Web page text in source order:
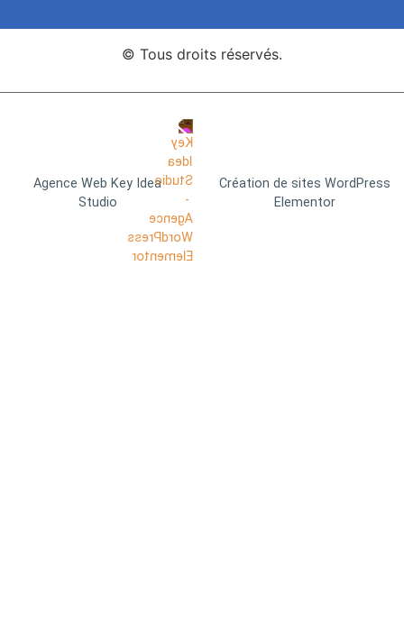
© Tous droits réservés.
Agence Web Key Idea
Studio
Création de sites WordPress
Elementor